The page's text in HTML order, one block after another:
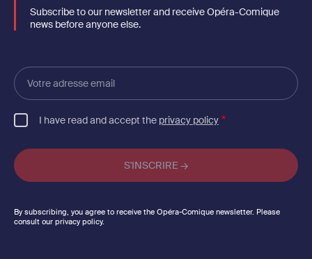
Subscribe to our newsletter and receive Opéra-Comique
news before anyone else.
Votre
adresse
email
I have read and accept the privacy policy
By subscribing, you agree to receive the Opéra-Comique newsletter. Please
consult our privacy policy.